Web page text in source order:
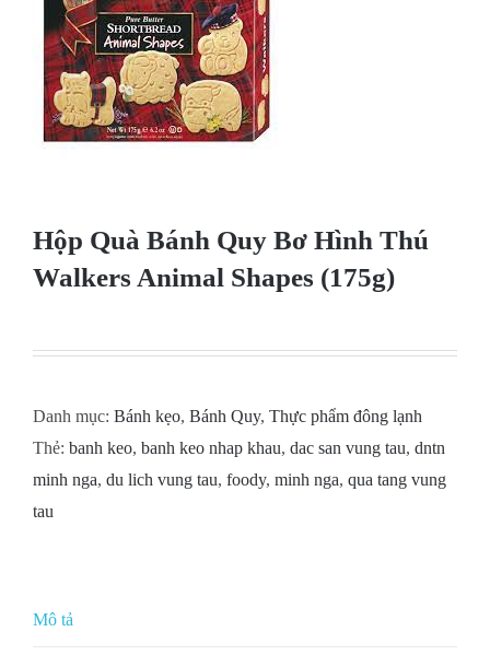
Hộp Quà Bánh Quy Bơ Hình Thú
Walkers Animal Shapes (175g)
Danh mục: Bánh kẹo, Bánh Quy, Thực phẩm đông lạnh
Thẻ: banh keo, banh keo nhap khau, dac san vung tau, dntn
minh nga, du lich vung tau, foody, minh nga, qua tang vung
tau
Mô tả